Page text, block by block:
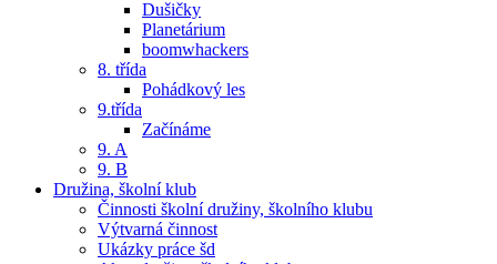
Dušičky
Planetárium
boomwhackers
8. třída
Pohádkový les
9.třída
Začínáme
9. A
9. B
Družina, školní klub
Činnosti školní družiny, školního klubu
Výtvarná činnost
Ukázky práce šd